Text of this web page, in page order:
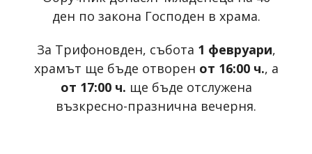
ден по закона Господен в храма.
За Трифоновден, събота 1 февруари,
храмът ще бъде отворен от 16:00 ч., а
от 17:00 ч. ще бъде отслужена
възкресно-празнична вечерня.